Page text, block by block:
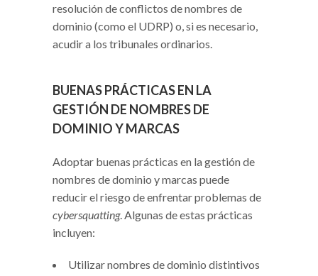
resolución de conflictos de nombres de
dominio (como el UDRP) o, si es necesario,
acudir a los tribunales ordinarios.
BUENAS PRÁCTICAS EN LA
GESTIÓN DE NOMBRES DE
DOMINIO Y MARCAS
Adoptar buenas prácticas en la gestión de
nombres de dominio y marcas puede
reducir el riesgo de enfrentar problemas de
cybersquatting. Algunas de estas prácticas
incluyen:
Utilizar nombres de dominio distintivos